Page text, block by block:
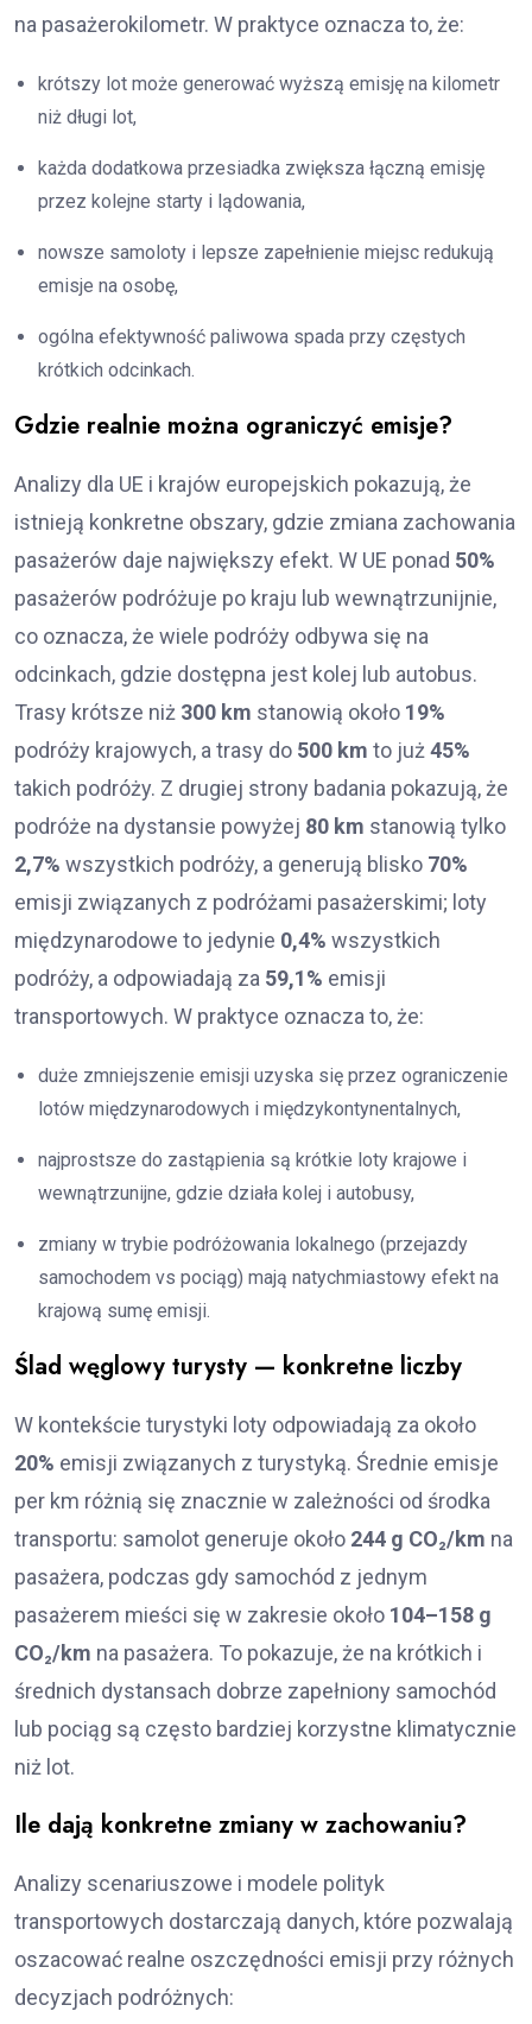
na pasażerokilometr. W praktyce oznacza to, że:
krótszy lot może generować wyższą emisję na kilometr
niż długi lot,
każda dodatkowa przesiadka zwiększa łączną emisję
przez kolejne starty i lądowania,
nowsze samoloty i lepsze zapełnienie miejsc redukują
emisje na osobę,
ogólna efektywność paliwowa spada przy częstych
krótkich odcinkach.
Gdzie realnie można ograniczyć emisje?
Analizy dla UE i krajów europejskich pokazują, że
istnieją konkretne obszary, gdzie zmiana zachowania
pasażerów daje największy efekt. W UE ponad 50%
pasażerów podróżuje po kraju lub wewnątrzunijnie,
co oznacza, że wiele podróży odbywa się na
odcinkach, gdzie dostępna jest kolej lub autobus.
Trasy krótsze niż 300 km stanowią około 19%
podróży krajowych, a trasy do 500 km to już 45%
takich podróży. Z drugiej strony badania pokazują, że
podróże na dystansie powyżej 80 km stanowią tylko
2,7% wszystkich podróży, a generują blisko 70%
emisji związanych z podróżami pasażerskimi; loty
międzynarodowe to jedynie 0,4% wszystkich
podróży, a odpowiadają za 59,1% emisji
transportowych. W praktyce oznacza to, że:
duże zmniejszenie emisji uzyska się przez ograniczenie
lotów międzynarodowych i międzykontynentalnych,
najprostsze do zastąpienia są krótkie loty krajowe i
wewnątrzunijne, gdzie działa kolej i autobusy,
zmiany w trybie podróżowania lokalnego (przejazdy
samochodem vs pociąg) mają natychmiastowy efekt na
krajową sumę emisji.
Ślad węglowy turysty — konkretne liczby
W kontekście turystyki loty odpowiadają za około
20% emisji związanych z turystyką. Średnie emisje
per km różnią się znacznie w zależności od środka
transportu: samolot generuje około 244 g CO₂/km na
pasażera, podczas gdy samochód z jednym
pasażerem mieści się w zakresie około 104–158 g
CO₂/km na pasażera. To pokazuje, że na krótkich i
średnich dystansach dobrze zapełniony samochód
lub pociąg są często bardziej korzystne klimatycznie
niż lot.
Ile dają konkretne zmiany w zachowaniu?
Analizy scenariuszowe i modele polityk
transportowych dostarczają danych, które pozwalają
oszacować realne oszczędności emisji przy różnych
decyzjach podróżnych: